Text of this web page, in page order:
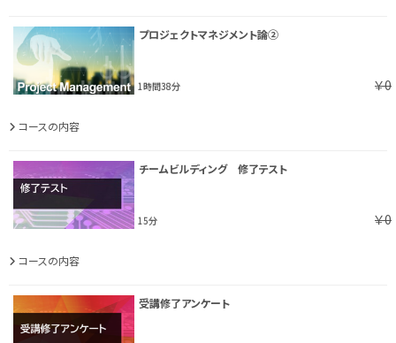
プロジェクトマネジメント論②
1時間38分 ￥0
コースの内容
チームビルディング 修了テスト
15分 ￥0
コースの内容
受講修了アンケート